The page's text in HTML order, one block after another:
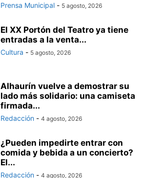
Prensa Municipal - 5 agosto, 2026
El XX Portón del Teatro ya tiene
entradas a la venta...
Cultura - 5 agosto, 2026
Alhaurín vuelve a demostrar su
lado más solidario: una camiseta
firmada...
Redacción - 4 agosto, 2026
¿Pueden impedirte entrar con
comida y bebida a un concierto?
El...
Redacción - 4 agosto, 2026